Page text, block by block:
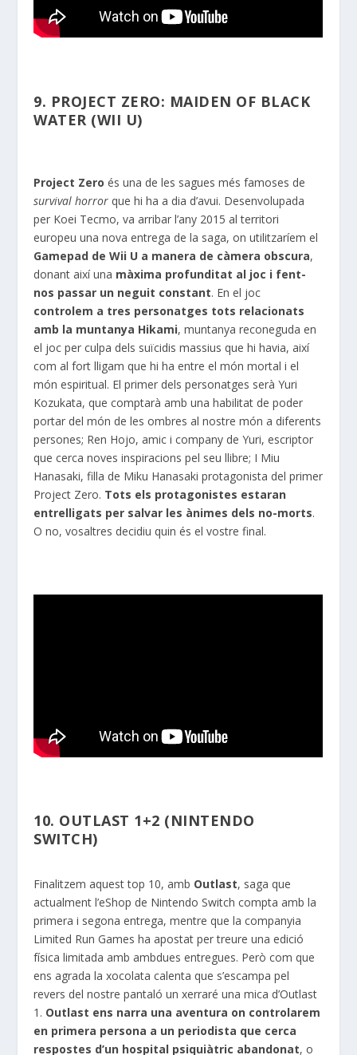
9. PROJECT ZERO: MAIDEN OF BLACK
WATER (WII U)
Project Zero és una de les sagues més famoses de
survival horror que hi ha a dia d’avui. Desenvolupada
per Koei Tecmo, va arribar l’any 2015 al territori
europeu una nova entrega de la saga, on utilitzaríem el
Gamepad deWii U a manera de càmera obscura,
donant així una màxima profunditat al joc i fent-
nos passar un neguit constant. En el joc
controlem a tres personatges tots relacionats
amb la muntanya Hikami, muntanya reconeguda en
el joc per culpa dels suïcidis massius que hi havia, així
com al fort lligam que hi ha entre el món mortal i el
món espiritual. El primer dels personatges seràYuri
Kozukata,que comptarà amb una habilitat de poder
portar del món de les ombres al nostre món a diferents
persones; Ren Hojo, amic i company deYuri, escriptor
que cerca noves inspiracions pel seu llibre; I Miu
Hanasaki, filla de Miku Hanasaki protagonista del primer
Project Zero. Tots els protagonistes estaran
entrelligats per salvar les ànimes dels no-morts.
O no, vosaltres decidiu quin és el vostre final.
10. OUTLAST 1+2 (NINTENDO
SWITCH)
Finalitzem aquest top 10, amb Outlast, saga que
actualment l’eShop de Nintendo Switch compta amb la
primera i segona entrega, mentre que la companyia
Limited Run Games ha apostat per treure una edició
física limitada amb ambdues entregues. Però com que
ens agrada la xocolata calenta que s’escampa pel
revers del nostre pantaló un xerraré una mica d’Outlast
1. Outlast ens narra una aventura on controlarem
en primera persona a un periodista que cerca
respostes d’un hospital psiquiàtric abandonat, o